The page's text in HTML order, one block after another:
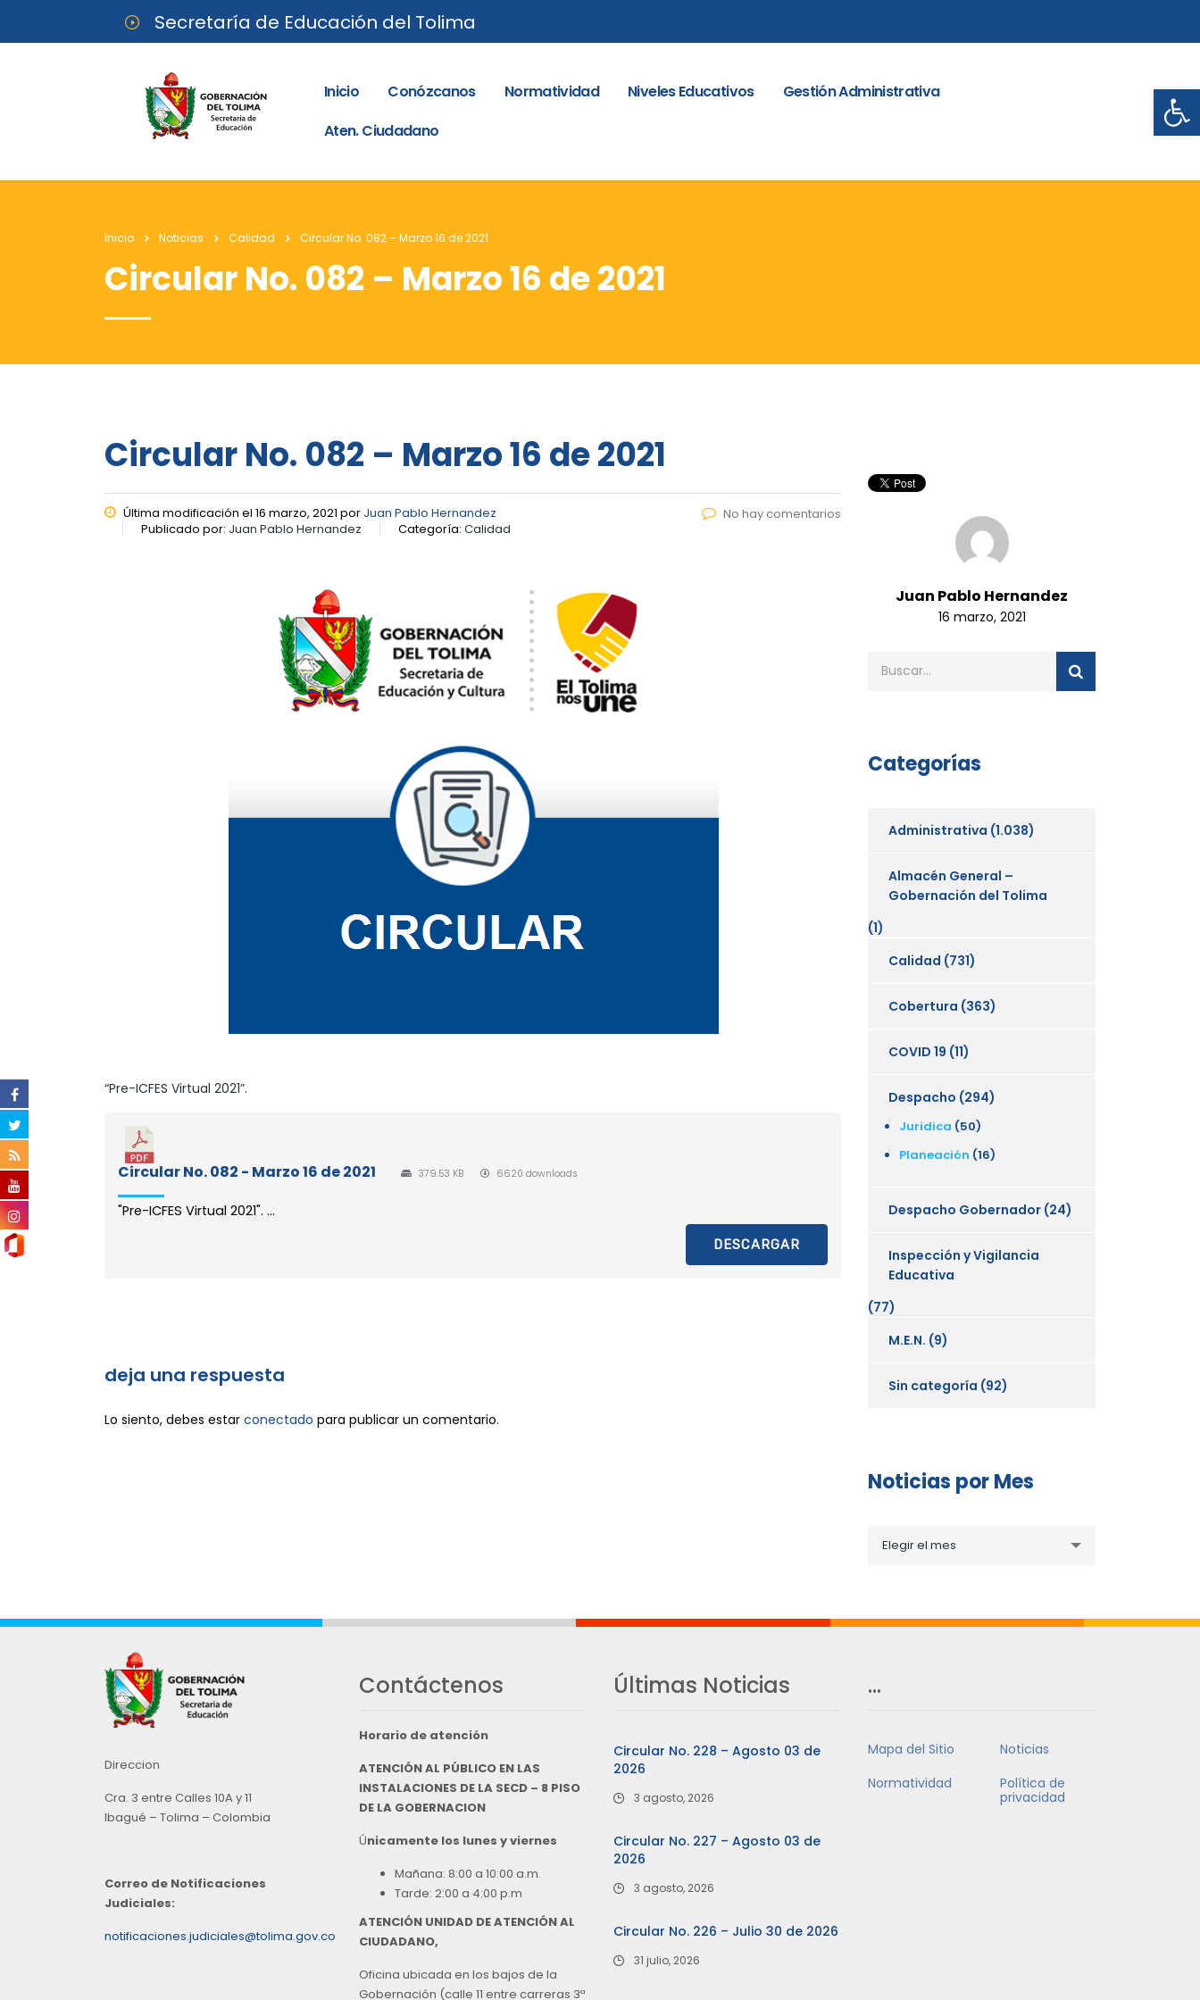
Secretaría de Educación del Tolima
Inicio Conózcanos Normatividad Niveles Educativos
Gestión Administrativa
Aten. Ciudadano
Inicio Noticias Calidad Circular No. 082 – Marzo 16 de 2021
Circular No. 082 – Marzo 16 de 2021
Circular No. 082 – Marzo 16 de 2021
Última modificación el 16 marzo, 2021 por Juan Pablo Hernandez
Publicado por: Juan Pablo Hernandez Categoría: Calidad
No hay comentarios
“Pre-ICFES Virtual 2021”.
Circular No. 082 - Marzo 16 de 2021 379.53 KB 6620 downloads
"Pre-ICFES Virtual 2021". ...
DESCARGAR
deja una respuesta
Lo siento, debes estar conectado para publicar un comentario.
Juan Pablo Hernandez
16 marzo, 2021
Categorías
Administrativa (1.038)
Almacén General –
Gobernación del Tolima
(1)
Calidad (731)
Cobertura (363)
COVID 19 (11)
Despacho (294)
Juridica (50)
Planeación (16)
Despacho Gobernador (24)
Inspección y Vigilancia
Educativa
(77)
M.E.N. (9)
Sin categoría (92)
Noticias por Mes
porElegir el mes
Direccion
Cra. 3 entre Calles 10A y 11
Ibagué – Tolima – Colombia
Correo de Notificaciones
Judiciales:
notificaciones.judiciales@tolima.gov.co
Contáctenos
Horario de atención
ATENCIÓN AL PÚBLICO EN LAS
INSTALACIONES DE LA SECD – 8 PISO
DE LA GOBERNACION
Únicamente los lunes y viernes
Mañana: 8:00 a 10:00 a.m.
Tarde: 2:00 a 4:00 p.m
ATENCIÓN UNIDAD DE ATENCIÓN AL
CIUDADANO,
Oficina ubicada en los bajos de la
Gobernación (calle 11 entre carreras 3ª
Últimas Noticias
Circular No. 228 – Agosto 03 de
2026
3 agosto, 2026
Circular No. 227 – Agosto 03 de
2026
3 agosto, 2026
Circular No. 226 – Julio 30 de 2026
31 julio, 2026
…
Mapa del Sitio
Noticias
Normatividad
Política de
privacidad